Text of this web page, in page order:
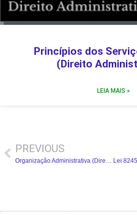
Princípios dos
(Direito
LEIA MAIS »
PREVIOUS
Organização Administrativa (Direito Administrativo) – Resumo Completo